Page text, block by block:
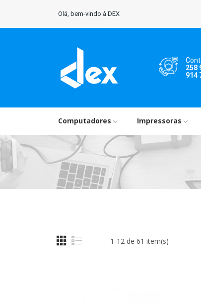
Olá, bem-vindo à DEX
258
914
Computadores Impressoras
1-12 de 61 item(s)